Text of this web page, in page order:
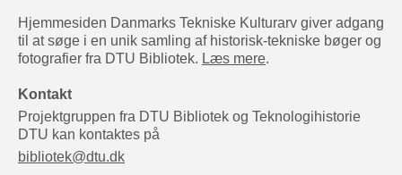
Hjemmesiden Danmarks Tekniske Kulturarv giver adgang
til at søge i en unik samling af historisk-tekniske bøger og
fotografier fra DTU Bibliotek. Læs mere.
Kontakt
Projektgruppen fra DTU Bibliotek og Teknologihistorie
DTU kan kontaktes på
bibliotek@dtu.dk